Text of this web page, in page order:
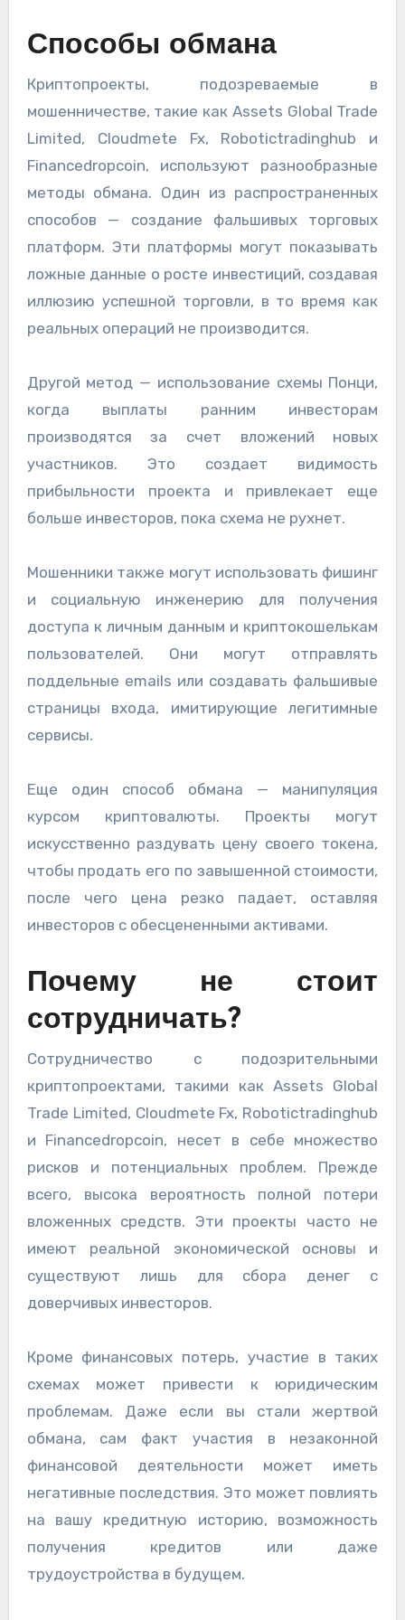
Способы обмана
Криптопроекты, подозреваемые в
мошенничестве, такие как Assets Global Trade
Limited, Cloudmete Fx, Robotictradinghub и
Financedropcoin, используют разнообразные
методы обмана. Один из распространенных
способов — создание фальшивых торговых
платформ. Эти платформы могут показывать
ложные данные о росте инвестиций, создавая
иллюзию успешной торговли, в то время как
реальных операций не производится.
Другой метод — использование схемы Понци,
когда выплаты ранним инвесторам
производятся за счет вложений новых
участников. Это создает видимость
прибыльности проекта и привлекает еще
больше инвесторов, пока схема не рухнет.
Мошенники также могут использовать фишинг
и социальную инженерию для получения
доступа к личным данным и криптокошелькам
пользователей. Они могут отправлять
поддельные emails или создавать фальшивые
страницы входа, имитирующие легитимные
сервисы.
Еще один способ обмана — манипуляция
курсом криптовалюты. Проекты могут
искусственно раздувать цену своего токена,
чтобы продать его по завышенной стоимости,
после чего цена резко падает, оставляя
инвесторов с обесцененными активами.
Почему не стоит
сотрудничать?
Сотрудничество с подозрительными
криптопроектами, такими как Assets Global
Trade Limited, Cloudmete Fx, Robotictradinghub
и Financedropcoin, несет в себе множество
рисков и потенциальных проблем. Прежде
всего, высока вероятность полной потери
вложенных средств. Эти проекты часто не
имеют реальной экономической основы и
существуют лишь для сбора денег с
доверчивых инвесторов.
Кроме финансовых потерь, участие в таких
схемах может привести к юридическим
проблемам. Даже если вы стали жертвой
обмана, сам факт участия в незаконной
финансовой деятельности может иметь
негативные последствия. Это может повлиять
на вашу кредитную историю, возможность
получения кредитов или даже
трудоустройства в будущем.